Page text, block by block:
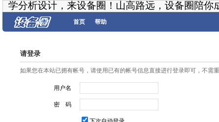
学分析设计，来设备圈！山高路远，设备圈陪你
首页 帮助
请登录
如果您在本站已拥有帐号，请使用已有的帐号信息直接进行登录即可，不需
用户名
密 码